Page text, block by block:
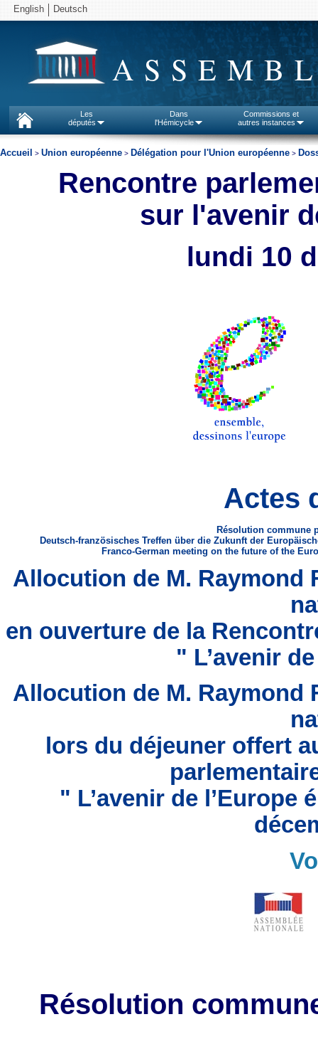
English Deutsch
Les
députés
Dans
l'Hémicycle
Commissions et
autres instances
Accueil > Union européenne > Délégation pour l'Union européenne >
Rencontre
sur l'avenir
lundi 10
Actes
Résolution commune
Deutsch-französisches Treffen über die Zukunft der
Franco-German meeting on the future of the
Allocution de M. Raymond
en ouverture de la
" L’avenir
Allocution de M. Raymond
lors du déjeuner offert
" L’avenir de l’Europe
Résolution